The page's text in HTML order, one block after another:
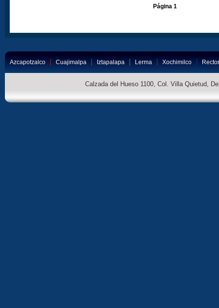
Página 1
Azcapotzalco Cuajimalpa Iztapalapa Lerma Xochimilco
Calzada del Hueso 1100, Col. Villa Quietud,